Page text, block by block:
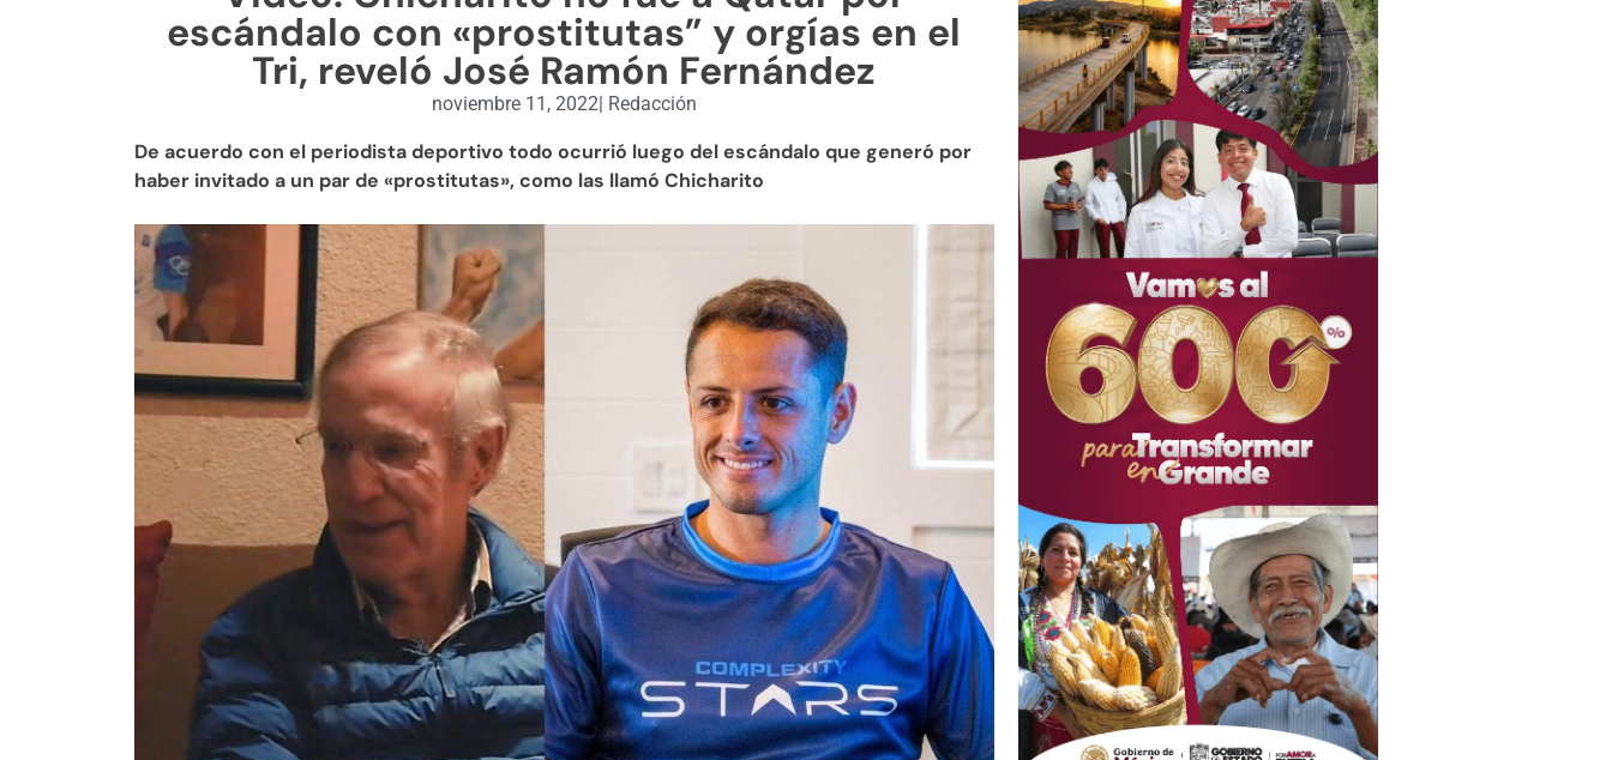
escándalo con «prostitutas” y orgías en el
Tri, reveló José Ramón Fernández
noviembre 11, 2022| Redacción
De acuerdo con el periodista deportivo todo ocurrió luego del escándalo que generó por
haber invitado a un par de «prostitutas», como las llamó Chicharito